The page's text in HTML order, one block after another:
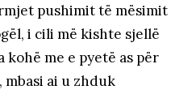
pushimit të mësimit
i cili më kishte sjellë
me e pyetë as për
mbasi ai u zhduk